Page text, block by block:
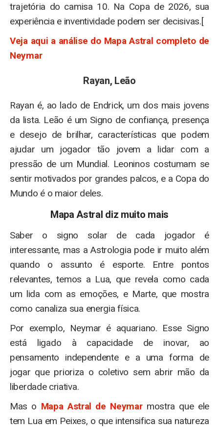
trajetória do camisa 10. Na Copa de 2026, sua
experiência e inventividade podem ser decisivas.[
Veja aqui a análise do Mapa Astral completo de
Neymar
Rayan, Leão
Rayan é, ao lado de Endrick, um dos mais jovens
da lista. Leão é um Signo de confiança, presença
e desejo de brilhar, características que podem
ajudar um jogador tão jovem a lidar com a
pressão de um Mundial. Leoninos costumam se
sentir motivados por grandes palcos, e a Copa do
Mundo é o maior deles.
Mapa Astral diz muito mais
Saber o signo solar de cada jogador é
interessante, mas a Astrologia pode ir muito além
quando o assunto é esporte. Entre pontos
relevantes, temos a Lua, que revela como cada
um lida com as emoções, e Marte, que mostra
como canaliza sua energia física.
Por exemplo, Neymar é aquariano. Esse Signo
está ligado à capacidade de inovar, ao
pensamento independente e a uma forma de
jogar que prioriza o coletivo sem abrir mão da
liberdade criativa.
Mas o Mapa Astral de Neymarmostra que ele
tem Lua em Peixes, o que intensifica sua natureza